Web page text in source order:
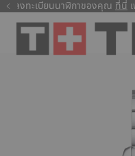
ลงทะเบียนนาฬิกาของคุณ ที่นี่
ที่นี่